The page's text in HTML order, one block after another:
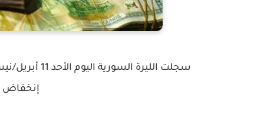
إنخفاض